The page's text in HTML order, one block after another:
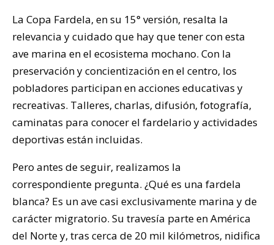
La Copa Fardela, en su 15° versión, resalta la
relevancia y cuidado que hay que tener con esta
ave marina en el ecosistema mochano. Con la
preservación y concientización en el centro, los
pobladores participan en acciones educativas y
recreativas. Talleres, charlas, difusión, fotografía,
caminatas para conocer el fardelario y actividades
deportivas están incluidas.
Pero antes de seguir, realizamos la
correspondiente pregunta. ¿Qué es una fardela
blanca? Es un ave casi exclusivamente marina y de
carácter migratorio. Su travesía parte en América
del Norte y, tras cerca de 20 mil kilómetros, nidifica